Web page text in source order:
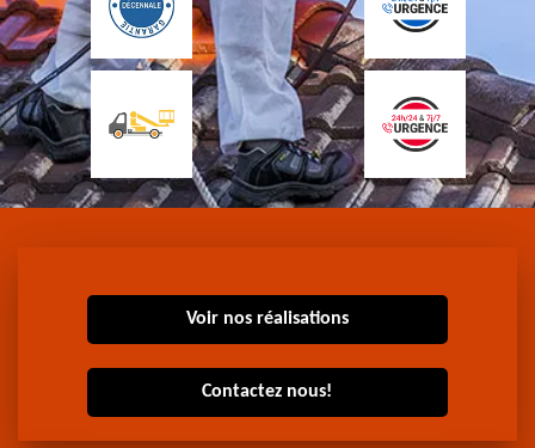
Voir nos réalisations
Contactez nous!